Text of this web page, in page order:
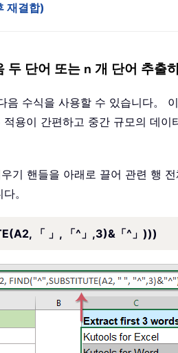
재결합)
단어 또는 n 개 단어 추출
수식을 사용할 수 있습니다。
용이 간편하고 중간 규모의 데
기 핸들을 아래로 끌어 관련 행
。
「 」, 「^」,3)&「^」)))